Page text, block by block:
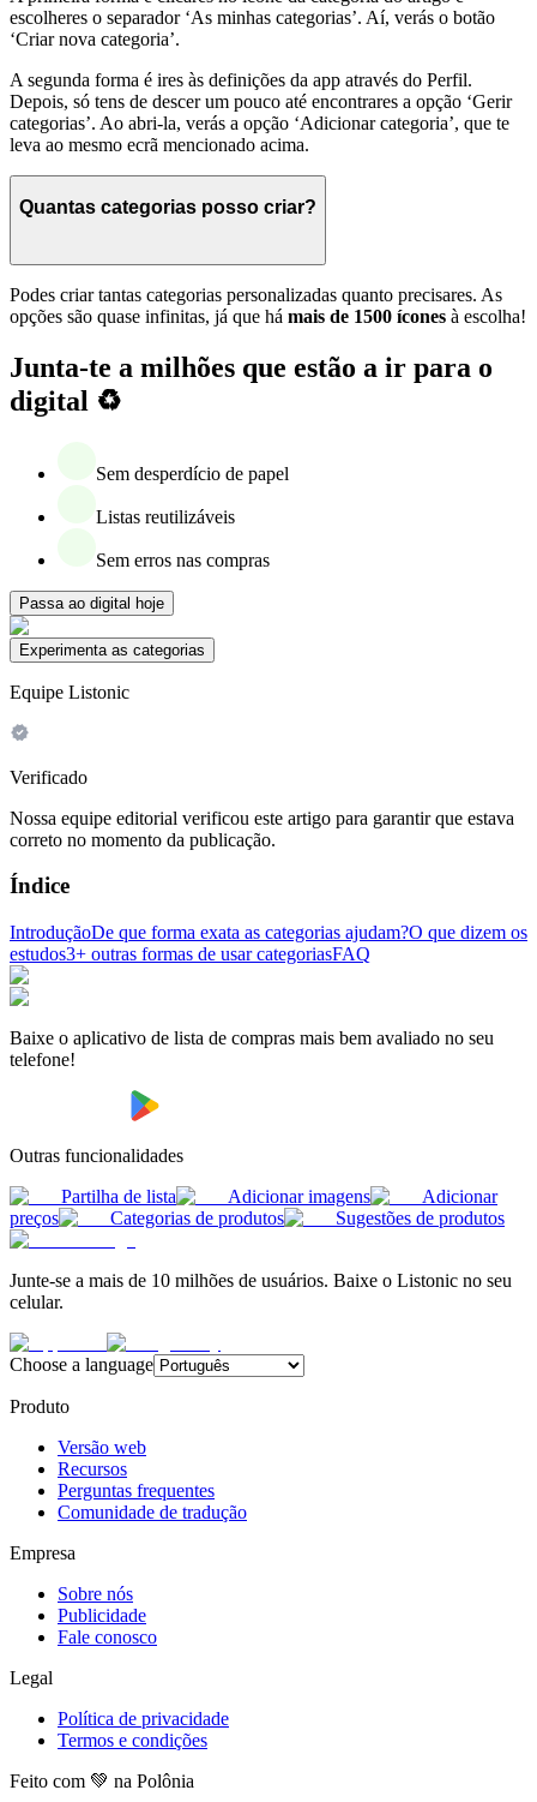
escolheres o separador ‘As minhas categorias’. Aí, verás o botão
‘Criar nova categoria’.
A segunda forma é ires às definições da app através do Perfil.
Depois, só tens de descer um pouco até encontrares a opção ‘Gerir
categorias’. Ao abri-la, verás a opção ‘Adicionar categoria’, que te
leva ao mesmo ecrã mencionado acima.
Quantas categorias posso criar?
Podes criar tantas categorias personalizadas quanto precisares. As
opções são quase infinitas, já que há mais de 1500 ícones à escolha!
Junta-te a milhões que estão a ir para o
digital ♻️
Sem desperdício de papel
Listas reutilizáveis
Sem erros nas compras
Passa ao digital hoje
Experimenta as categorias
Equipe Listonic
Verificado
Nossa equipe editorial verificou este artigo para garantir que estava
correto no momento da publicação.
Índice
IntroduçãoDe que forma exata as categorias ajudam?O que dizem os
estudos3+ outras formas de usar categoriasFAQ
Baixe o aplicativo de lista de compras mais bem avaliado no seu
telefone!
Outras funcionalidades
Partilha de lista
Adicionar imagens
Adicionar
preços
Categorias de produtos Sugestões de produtos
Junte-se a mais de 10 milhões de usuários. Baixe o Listonic no seu
celular.
Choose a language
Produto
Versão web
Recursos
Perguntas frequentes
Comunidade de tradução
Empresa
Sobre nós
Publicidade
Fale conosco
Legal
Política de privacidade
Termos e condições
Feito com 💚 na Polônia